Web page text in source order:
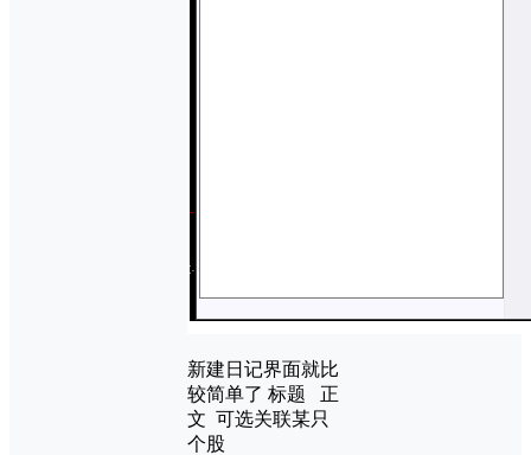
新建日记界面就比
较简单了 标题 正
文 可选关联某只
个股